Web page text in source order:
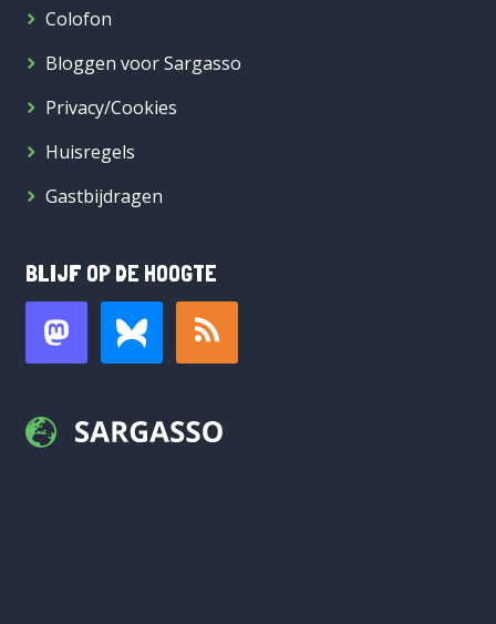
Colofon
Bloggen voor Sargasso
Privacy/Cookies
Huisregels
Gastbijdragen
BLIJF OP DE HOOGTE